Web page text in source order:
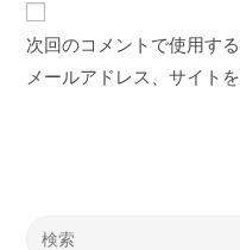
次回のコメントで使用す
メールアドレス、サイトを